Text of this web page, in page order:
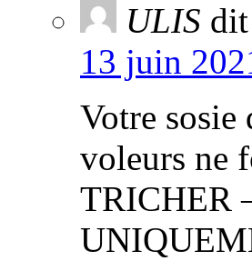
ULIS
13 juin
Votre sosie
voleurs ne
TRICHER